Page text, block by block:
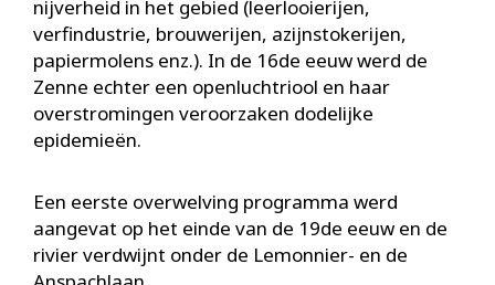
nijverheid in het gebied (leerlooierijen,
verfindustrie, brouwerijen, azijnstokerijen,
papiermolens enz.). In de 16de eeuw werd de
Zenne echter een openluchtriool en haar
overstromingen veroorzaken dodelijke
epidemieën.
Een eerste overwelving programma werd
aangevat op het einde van de 19de eeuw en de
rivier verdwijnt onder de Lemonnier- en de